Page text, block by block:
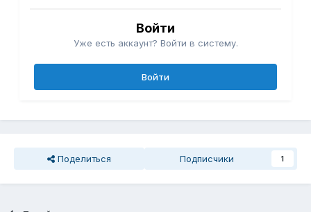
Войти
Уже есть аккаунт? Войти в систему.
Войти
Поделиться Подписчики 1